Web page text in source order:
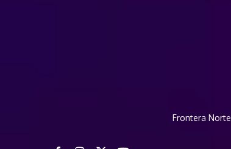
Frontera Norte